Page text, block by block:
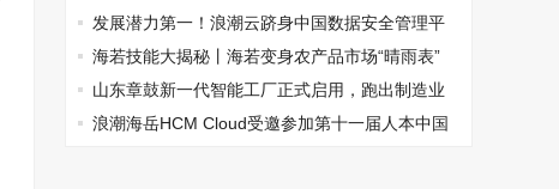
届链博会
发展潜力第一！浪潮云跻身中国数据安全管理平
台TOP2
海若技能大揭秘丨海若变身农产品市场“晴雨表”
山东章鼓新一代智能工厂正式启用，跑出制造业
发展加速度
浪潮海岳HCM Cloud受邀参加第十一届人本中国